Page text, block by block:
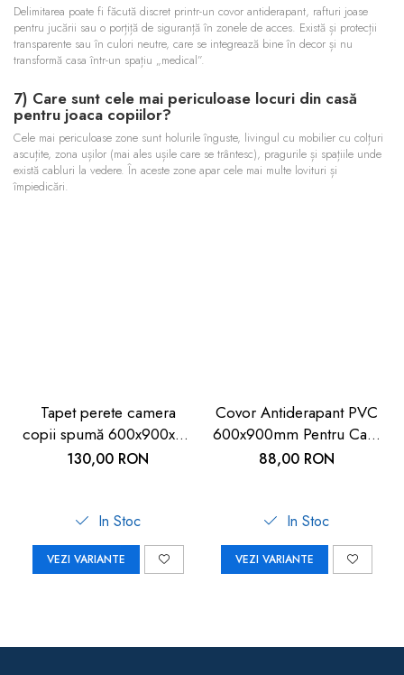
Delimitarea poate fi făcută discret printr-un covor antiderapant, rafturi joase
pentru jucării sau o porțiță de siguranță în zonele de acces. Există și protecții
transparente sau în culori neutre, care se integrează bine în decor și nu
transformă casa într-un spațiu „medical”.
7) Care sunt cele mai periculoase locuri din casă
pentru joaca copiilor?
Cele mai periculoase zone sunt holurile înguste, livingul cu mobilier cu colțuri
ascuțite, zona ușilor (mai ales ușile care se trântesc), pragurile și spațiile unde
există cabluri la vedere. În aceste zone apar cele mai multe lovituri și
împiedicări.
Tapet perete camera
copii spumă 600x900x9 -
Siguranță copii
130,00 RON
In Stoc
VEZI VARIANTE
Covor Antiderapant PVC
600x900mm Pentru Casă
și Exterior | Carboysafety
88,00 RON
In Stoc
VEZI VARIANTE